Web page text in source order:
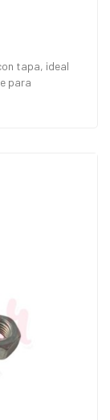
tapa, ideal
para